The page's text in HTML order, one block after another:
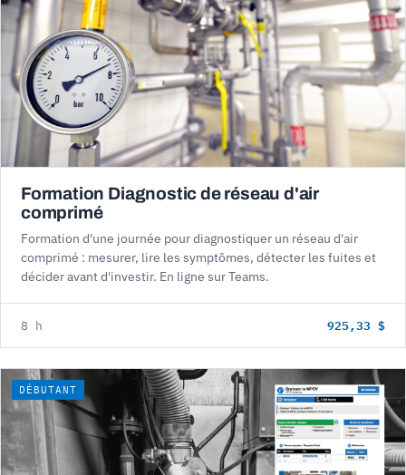
Formation Diagnostic de réseau d'air
comprimé
Formation d'une journée pour diagnostiquer un réseau d'air
comprimé : mesurer, lire les symptômes, détecter les fuites et
décider avant d'investir. En ligne sur Teams.
8 h 925,33 $
DÉBUTANT